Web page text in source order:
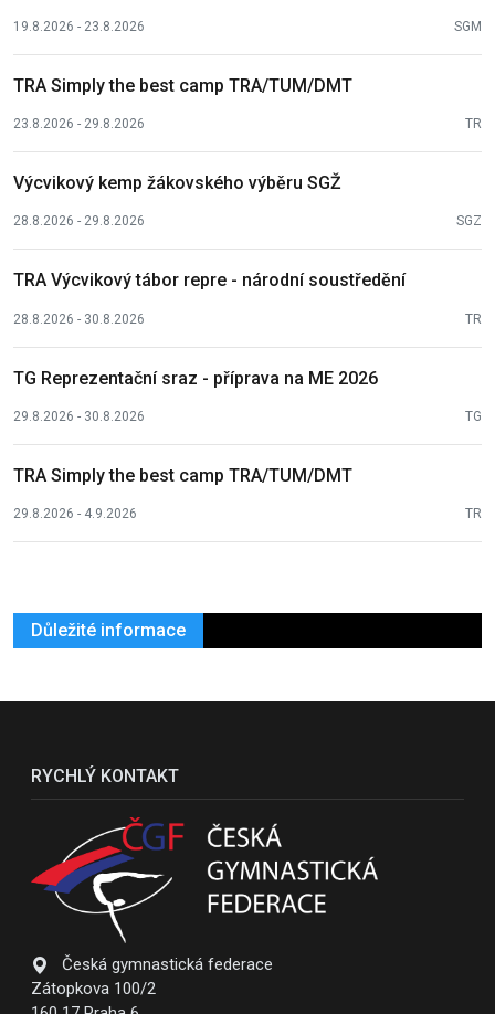
19.8.2026 - 23.8.2026 SGM
TRA Simply the best camp TRA/TUM/DMT
23.8.2026 - 29.8.2026 TR
Výcvikový kemp žákovského výběru SGŽ
28.8.2026 - 29.8.2026 SGZ
TRA Výcvikový tábor repre - národní soustředění
28.8.2026 - 30.8.2026 TR
TG Reprezentační sraz - příprava na ME 2026
29.8.2026 - 30.8.2026 TG
TRA Simply the best camp TRA/TUM/DMT
29.8.2026 - 4.9.2026 TR
Důležité informace
RYCHLÝ KONTAKT
Česká gymnastická federace
Zátopkova 100/2